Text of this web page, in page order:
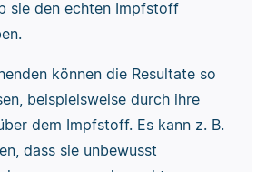
sie den echten Impfstoff
können die Resultate so
beispielsweise durch ihre
dem Impfstoff. Es kann z. B.
dass sie unbewusst